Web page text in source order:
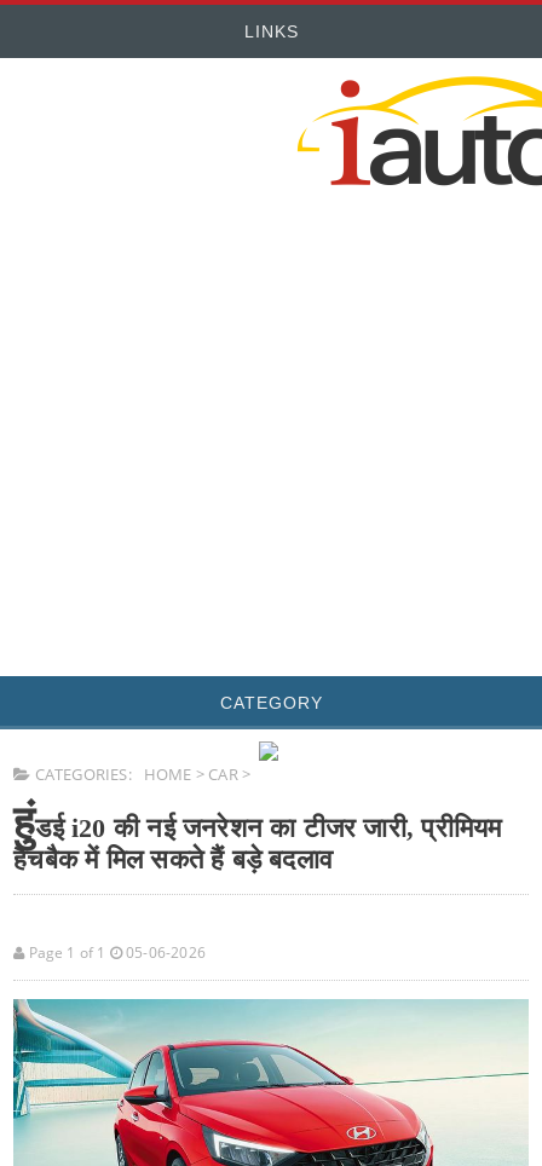
LINKS
CATEGORY
CATEGORIES: HOME > CAR>
हुंडई i20 की नई जनरेशन का टीजर जारी, प्रीमियम
हैचबैक में मिल सकते हैं बड़े बदलाव
Page 1 of 1 05-06-2026